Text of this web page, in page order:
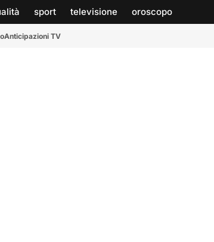
sport televisione oroscopo
Anticipazioni TV